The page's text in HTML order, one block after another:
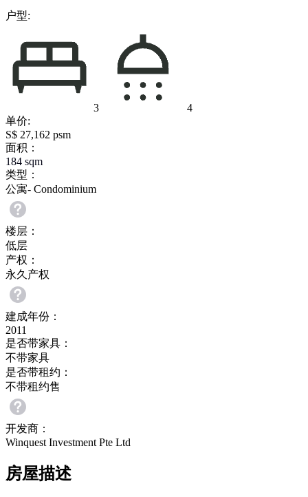
户型:
3
4
单价:
S$ 27,162 psm
面积：
184 sqm
类型：
公寓- Condominium
楼层：
低层
产权：
永久产权
建成年份：
2011
是否带家具：
不带家具
是否带租约：
不带租约售
开发商：
Winquest Investment Pte Ltd
房屋描述